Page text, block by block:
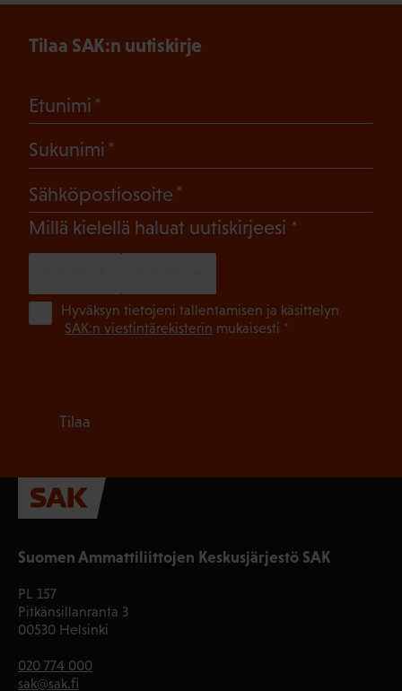
Suomen Ammattiliittojen Keskusjärjestö SAK
PL 157
Pitkänsillanranta 3
00530 Helsinki
020 774 000
sak@sak.fi
Tilaa SAK:n uutiskirje
Etunimi
Sukunimi
Sähköpostiosoite
Millä kielellä haluat uutiskirjeesi (Pakollinen)
Hyväksyn tietojeni tallentamisen ja käsittelyn
SAK:n viestintärekisterin mukaisesti *
Tilaa